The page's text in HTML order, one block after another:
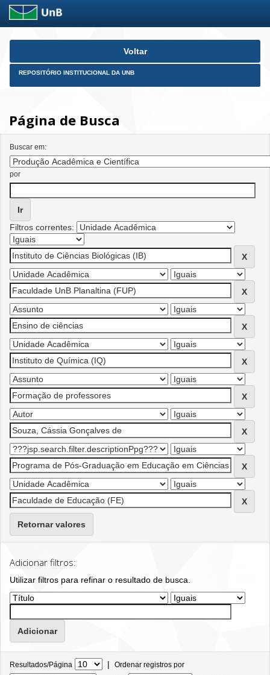
Skip
Voltar
REPOSITÓRIO INSTITUCIONAL DA UNB
Página de Busca
Buscar em:
por
Filtros correntes:
Retornar valores
Adicionar filtros:
Utilizar filtros para refinar o resultado de busca.
Resultados/Página | Ordenar registros por